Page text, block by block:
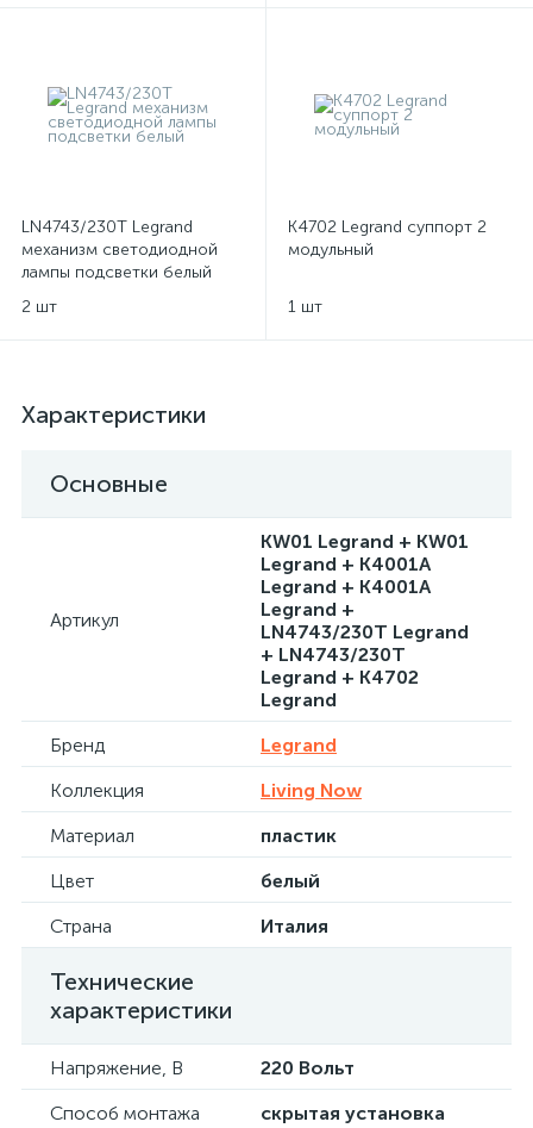
LN4743/230T Legrand
механизм светодиодной
лампы подсветки белый
2 шт
K4702 Legrand суппорт 2
модульный
1 шт
Характеристики
Основные
Артикул
KW01 Legrand + KW01
Legrand + K4001A
Legrand + K4001A
Legrand +
LN4743/230T Legrand
+ LN4743/230T
Legrand + K4702
Legrand
Бренд
Legrand
Коллекция
Living Now
Материал
пластик
Цвет
белый
Страна
Италия
Технические
характеристики
Напряжение, В
220 Вольт
Способ монтажа
скрытая установка